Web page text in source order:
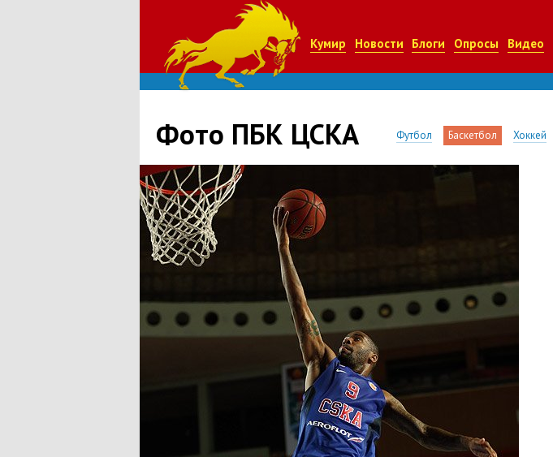
Кумир Новости Блоги Опросы Видео
Фото ПБК ЦСКА Футбол Баскетбол Хоккей